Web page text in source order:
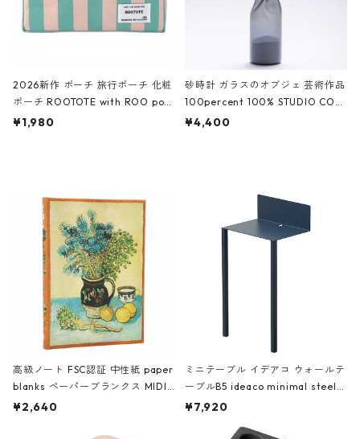
2026新作 ポーチ 旅行ポーチ 化粧
ポーチ ROOTOTE with ROO pou
ch 3532 ルートート WR.ポーチ.ラ
¥1,980
砂時計 ガラスのオブジェ 芸術作品
100percent 100% STUDIO COH
AKU Timeless 100パーセント ス
¥4,400
高級ノート FSC認証 中性紙 paper
blanks ペーパーブランクス MIDI
ハードカバー 罫線 ヴァン・ゴッホ
¥2,640
ミニテーブル イデアコ ウォールテ
ーブルB5 ideaco minimal steel f
urniture WALL Table B5 ネイビー
¥7,920